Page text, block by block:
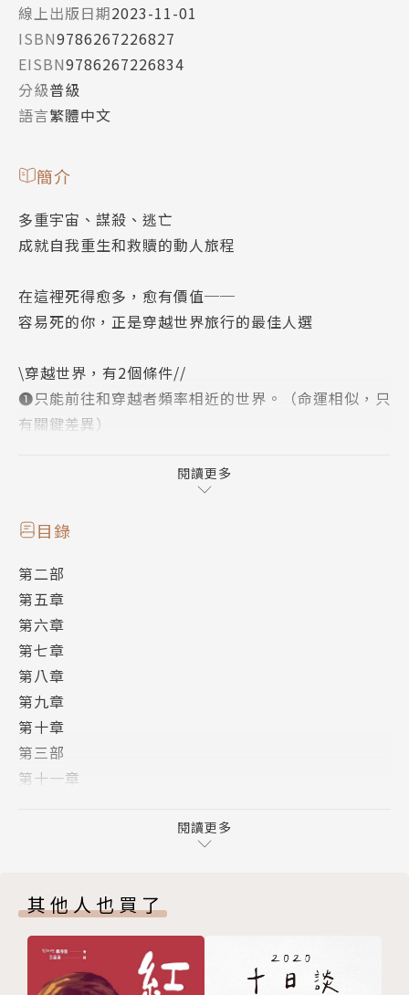
線上出版日期2023-11-01
ISBN9786267226827
EISBN9786267226834
分級普級
語言繁體中文
簡介
多重宇宙、謀殺、逃亡
成就自我重生和救贖的動人旅程
在這裡死得愈多，愈有價值──
容易死的你，正是穿越世界旅行的最佳人選
\穿越世界，有2個條件//
➊只能前往和穿越者頻率相近的世界。（命運相似，只
有關鍵差異）
──卡拉是穿越界翹楚，她在380個世界都已死去。
➹緊湊緊張，故事節奏快得像火箭發射！
➹善惡莫辨、命運善變，難以預測書中人物下一個遭
遇！
十惡不赦的惡人，另一個世界是好人。
苟且偷生的小人，另一個世界是善人。
光鮮亮麗的偉人，另一個世界是爛人。
《NPR 年度》好書、《紐約時報》編輯選書
《圖書館期刊》星號書評推薦＆年度好書
《柯克斯書評》、《出版人週刊》、《軌跡》推薦
閱讀更多
目錄
第二部
第五章
第六章
第七章
第八章
第九章
第十章
第三部
第十一章
第十六章
第四部
第十七章
第十八章
閱讀更多
其他人也買了